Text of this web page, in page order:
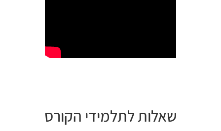
שאלות לתלמידי הקורס